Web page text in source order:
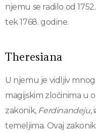
njemu se radilo od
tek 1768. godine.
Theresiana
U njemu je vidljiv
magijskim zločinima u
zakonik, Ferdinandeju,
temeljima. Ovaj